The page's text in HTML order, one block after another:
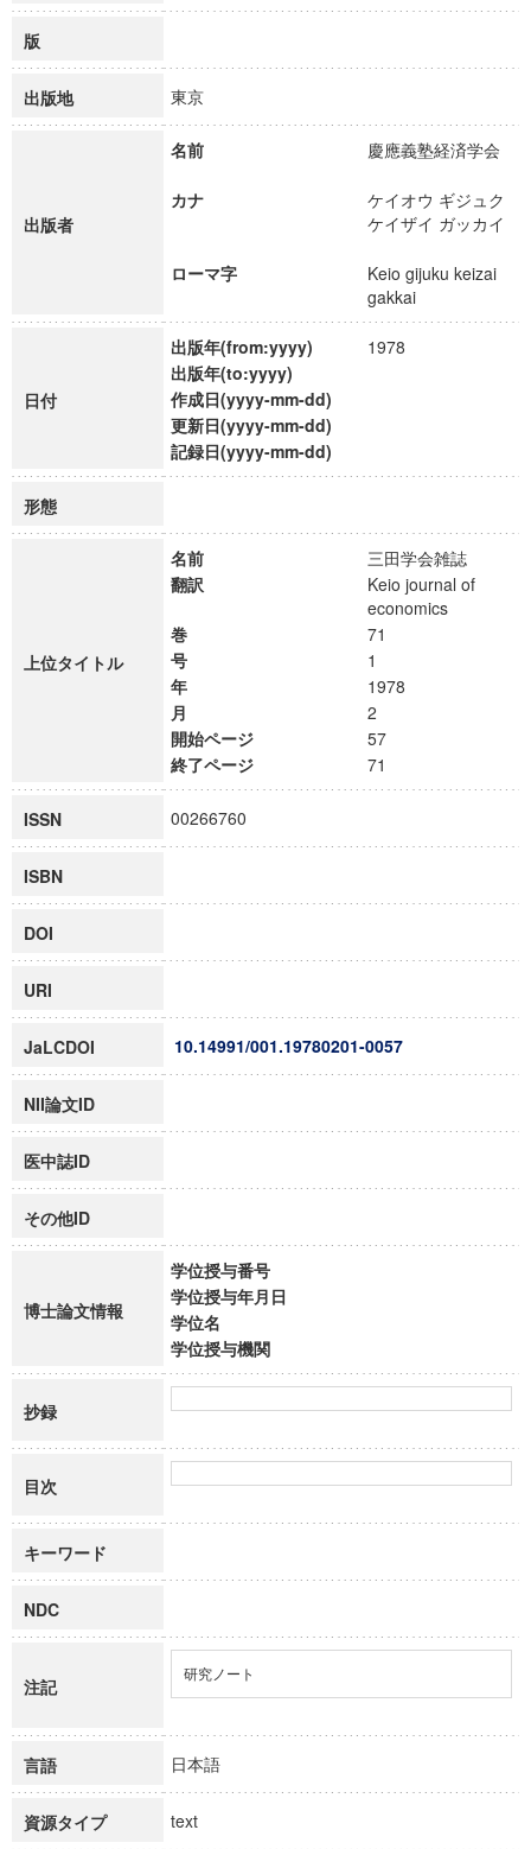
版
出版地 東京
出版者
名前 慶應義塾経済学会
カナ
ケイオウ ギジュク
ケイザイ ガッカイ
ローマ字
Keio gijuku keizai
gakkai
日付
出版年(from:yyyy)
1978
出版年(to:yyyy)
作成日(yyyy-mm-dd)
更新日(yyyy-mm-dd)
記録日(yyyy-mm-dd)
形態
上位タイトル
名前
三田学会雑誌
翻訳
Keio journal of
economics
巻
71
号
1
年
1978
月
2
開始ページ
57
終了ページ
71
ISSN 00266760
ISBN
DOI
URI
JaLCDOI 10.14991/001.19780201-0057
NII論文ID
医中誌ID
その他ID
博士論文情報
学位授与番号
学位授与年月日
学位名
学位授与機関
抄録
目次
キーワード
NDC
注記
研究ノート
言語 日本語
資源タイプ text